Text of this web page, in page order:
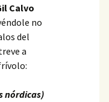
Calvo
no
del
a
nórdicas)